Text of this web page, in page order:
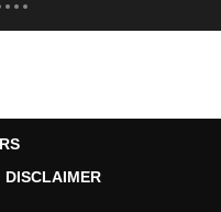
DISCLAIMER